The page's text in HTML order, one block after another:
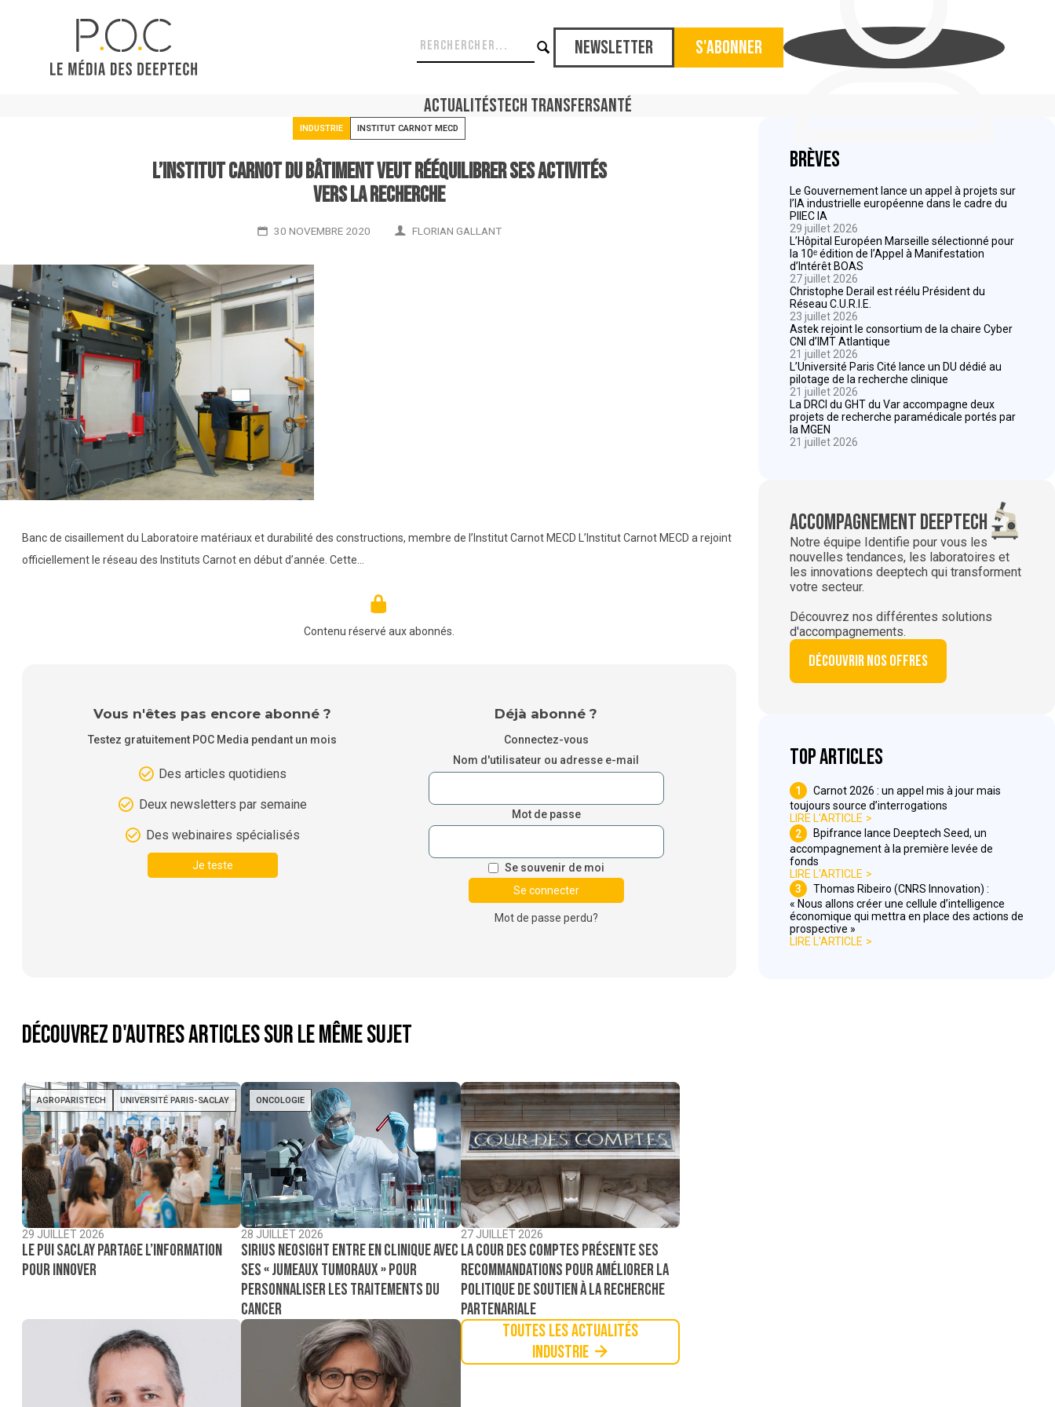
Newsletter S'abonner
ActualitésTech TransferSanté
INDUSTRIE INSTITUT CARNOT MECD
L’Institut Carnot du bâtiment veut rééquilibrer ses activités
vers la recherche
30 NOVEMBRE 2020 FLORIAN GALLANT
Banc de cisaillement du Laboratoire matériaux et durabilité des constructions, membre de l’Institut Carnot MECD L’Institut Carnot MECD a rejoint
officiellement le réseau des Instituts Carnot en début d’année. Cette…
Contenu réservé aux abonnés.
Vous n'êtes pas encore abonné ?
Testez gratuitement POC Media pendant un mois
Des articles quotidiens
Deux newsletters par semaine
Des webinaires spécialisés
Je teste
Déjà abonné ?
Connectez-vous
Nom d'utilisateur ou adresse e-mail
Mot de passe
Se souvenir de moi
Mot de passe perdu?
Découvrez d'autres articles sur le même sujet
AGROPARISTECH UNIVERSITÉ PARIS-SACLAY
29 JUILLET 2026
Le PUI Saclay partage l’information
pour innover
ONCOLOGIE
28 JUILLET 2026
Sirius NeoSight entre en clinique avec
ses « jumeaux tumoraux » pour
personnaliser les traitements du
cancer
27 JUILLET 2026
La Cour des comptes présente ses
recommandations pour améliorer la
politique de soutien à la recherche
partenariale
Toutes les actualités
Industrie
Brèves
Le Gouvernement lance un appel à projets sur
l’IA industrielle européenne dans le cadre du
PIIEC IA
29 juillet 2026
L’Hôpital Européen Marseille sélectionné pour
la 10ᵉ édition de l’Appel à Manifestation
d’Intérêt BOAS
27 juillet 2026
Christophe Derail est réélu Président du
Réseau C.U.R.I.E.
23 juillet 2026
Astek rejoint le consortium de la chaire Cyber
CNI d’IMT Atlantique
21 juillet 2026
L’Université Paris Cité lance un DU dédié au
pilotage de la recherche clinique
21 juillet 2026
La DRCI du GHT du Var accompagne deux
projets de recherche paramédicale portés par
la MGEN
21 juillet 2026
Accompagnement deeptech
Notre équipe Identifie pour vous les
nouvelles tendances, les laboratoires et
les innovations deeptech qui transforment
votre secteur.
Découvrez nos différentes solutions
d'accompagnements.
Découvrir nos offres
Top articles
1
Carnot 2026 : un appel mis à jour mais
toujours source d’interrogations
LIRE L'ARTICLE
2
Bpifrance lance Deeptech Seed, un
accompagnement à la première levée de
fonds
LIRE L'ARTICLE
3
Thomas Ribeiro (CNRS Innovation) :
« Nous allons créer une cellule d’intelligence
économique qui mettra en place des actions de
prospective »
LIRE L'ARTICLE